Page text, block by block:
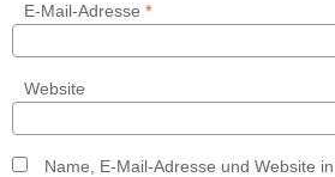
E-Mail-Adresse *
Website
Name, E-Mail-Adresse und Website